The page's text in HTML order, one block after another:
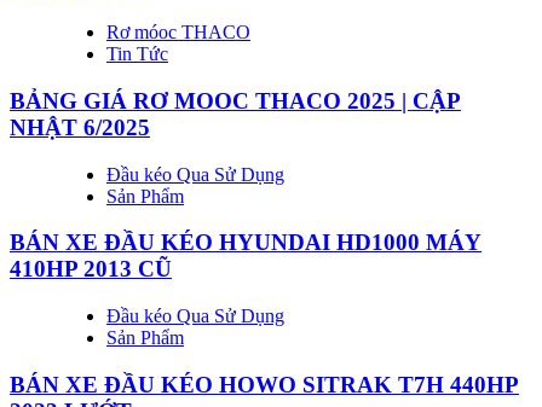
Rơ móoc THACO
Tin Tức
BẢNG GIÁ RƠ MOOC THACO 2025 | CẬP
NHẬT 6/2025
Đầu kéo Qua Sử Dụng
Sản Phẩm
BÁN XE ĐẦU KÉO HYUNDAI HD1000 MÁY
410HP 2013 CŨ
Đầu kéo Qua Sử Dụng
Sản Phẩm
BÁN XE ĐẦU KÉO HOWO SITRAK T7H 440HP